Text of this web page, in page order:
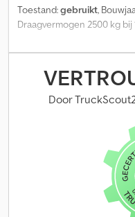
Toestand:gebruikt,
Draagvermogen 2500 kg
vorkdoorsnede 80 x 70
1400 mm, openingsbereik:
voorbouwmaat: 195 mm,
dubbele palletvork type
heftrucks: 4,0/600-5,0/500,
mm AK-AK, afstand
vorken: 80x70x2400 mm,
slijtzone en volledig stalen
boven vloer.
slangen,
lastzwaartepunt: 1200 mm,
Door